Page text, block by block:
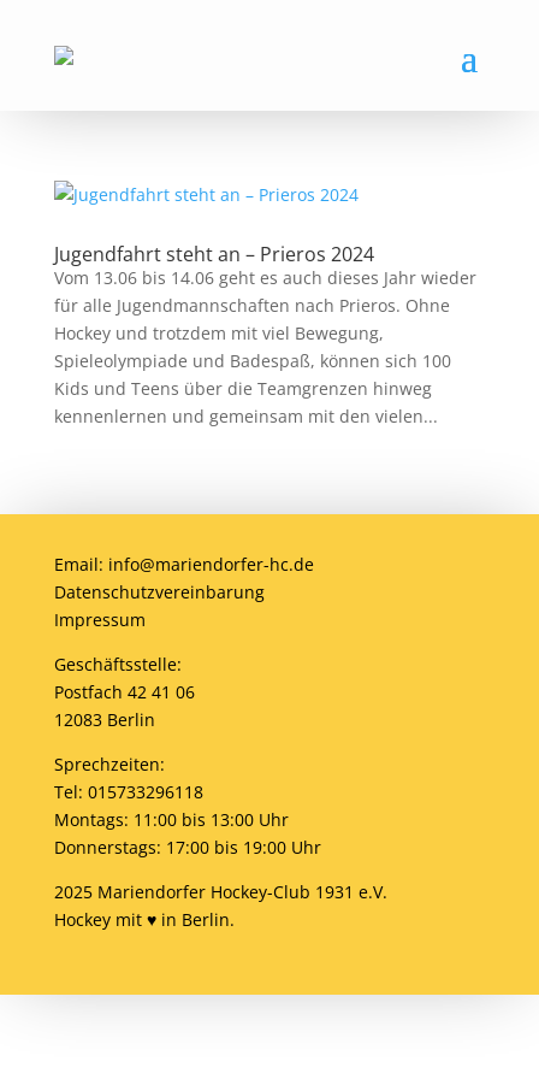
Jugendfahrt steht an – Prieros 2024
Vom 13.06 bis 14.06 geht es auch dieses Jahr wieder
für alle Jugendmannschaften nach Prieros. Ohne
Hockey und trotzdem mit viel Bewegung,
Spieleolympiade und Badespaß, können sich 100
Kids und Teens über die Teamgrenzen hinweg
kennenlernen und gemeinsam mit den vielen...
Email: info@mariendorfer-hc.de
Datenschutzvereinbarung
Impressum
Geschäftsstelle:
Postfach 42 41 06
12083 Berlin
Sprechzeiten:
Tel: 015733296118
Montags: 11:00 bis 13:00 Uhr
Donnerstags: 17:00 bis 19:00 Uhr
2025 Mariendorfer Hockey-Club 1931 e.V.
Hockey mit ♥ in Berlin.